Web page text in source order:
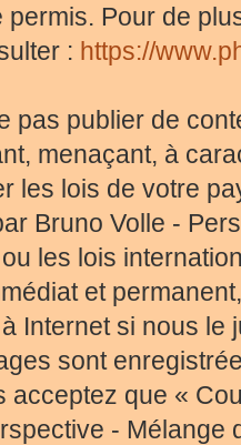
Pour de
: https://
pas publier de
menaçant, à
les lois de votre
Bruno Volle -
les lois
et
Internet si nous
sont
acceptez que «
- Mélange